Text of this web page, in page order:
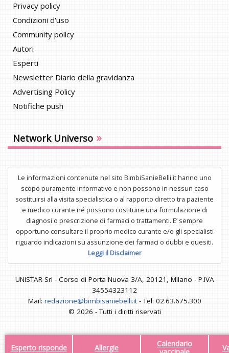
Esperto risponde Allergie
Calendario
Privacy policy
Condizioni d'uso
Community policy
Autori
Esperti
Newsletter Diario della gravidanza
Advertising Policy
Notifiche push
Network Universo »
Le informazioni contenute nel sito BimbiSanieBelli.it hanno uno
scopo puramente informativo e non possono in nessun caso
sostituirsi alla visita specialistica o al rapporto diretto tra paziente
e medico curante né possono costituire una formulazione di
diagnosi o prescrizione di farmaci o trattamenti. E’ sempre
opportuno consultare il proprio medico curante e/o gli specialisti
riguardo indicazioni su assunzione dei farmaci o dubbi e quesiti.
Leggi il Disclaimer
UNISTAR Srl - Corso di Porta Nuova 3/A, 20121, Milano - P.IVA
34554323112
Mail: redazione@bimbisaniebelli.it- Tel: 02.63.675.300
© 2026 - Tutti i diritti riservati